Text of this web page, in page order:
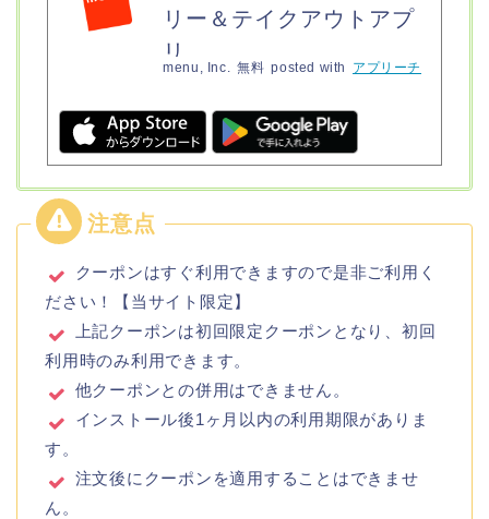
リー＆テイクアウトアプ
リ
menu, Inc. 無料 posted with アプリーチ
クーポンはすぐ利用できますので是非ご利用く
ださい！【当サイト限定】
上記クーポンは初回限定クーポンとなり、初回
利用時のみ利用できます。
他クーポンとの併用はできません。
インストール後1ヶ月以内の利用期限がありま
す。
注文後にクーポンを適用することはできませ
ん。